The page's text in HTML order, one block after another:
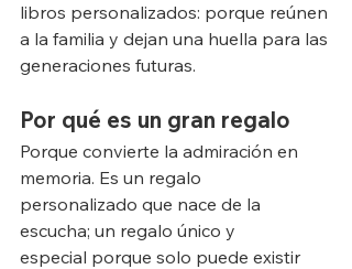
libros personalizados: porque reúnen
a la familia y dejan una huella para las
generaciones futuras.
Por qué es un gran regalo
Porque convierte la admiración en
memoria. Es un regalo
personalizado que nace de la
escucha; un regalo único y
especial porque solo puede existir